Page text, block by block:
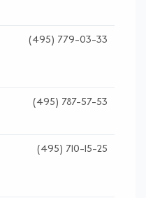
(495) 779-03-33
(495) 787-57-53
(495) 710-15-25